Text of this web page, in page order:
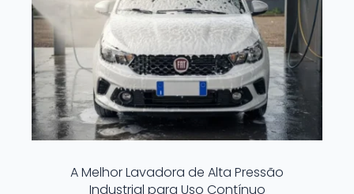
A Melhor Lavadora de Alta Pressão
Industrial para Uso Contínuo